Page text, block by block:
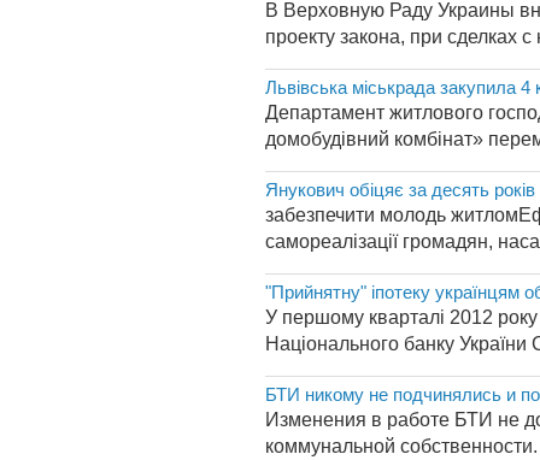
В Верховную Раду Украины
проекту закона, при сделках
Львівська міськрада закупила 4
Департамент житлового
домобудівний комбінат»
Янукович обіцяє за десять
забезпечити молодь
самореалізації громадян,
"Прийнятну" іпотеку українцям
У першому кварталі 2012
Національного банку
БТИ никому не подчинялись и
Изменения в работе БТИ не
коммунальной